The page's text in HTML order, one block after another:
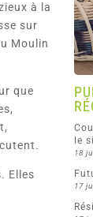
à la
sur
Moulin
que
Elles
le
18
17